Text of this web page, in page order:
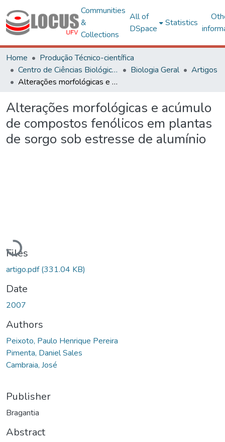
Communities
&
Collections
All of
DSpace
Statistics
Home
Produção Técnico-científica
Centro de Ciências Biológicas e da Saúde
Biologia Geral
Artigos
Alterações morfológicas e acúmulo de compostos fenólicos em plantas de sorgo sob estresse de alumínio
Alterações morfológicas e acúmulo
de compostos fenólicos em plantas
de sorgo sob estresse de alumínio
Loading...
Files
artigo.pdf(331.04 KB)
Date
2007
Authors
Peixoto, Paulo Henrique Pereira
Pimenta, Daniel Sales
Cambraia, José
Publisher
Bragantia
Abstract